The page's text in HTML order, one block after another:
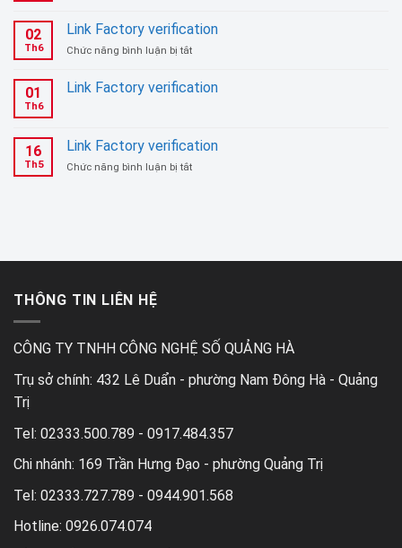
Factory
verification
02
Th6
Link Factory verification
Chức năng bình luận bị tắtở
Factory
verification
01
Th6
Link Factory verification
16
Th5
Link Factory verification
Chức năng bình luận bị tắtở
THÔNG TIN LIÊN HỆ
CÔNG TY TNHH CÔNG NGHỆ SỐ QUẢNG HÀ
Trụ sở chính: 432 Lê Duẩn - phường Nam Đông Hà - Quảng
Trị
Tel: 02333.500.789 - 0917.484.357
Chi nhánh: 169 Trần Hưng Đạo - phường Quảng Trị
Tel: 02333.727.789 - 0944.901.568
Hotline: 0926.074.074